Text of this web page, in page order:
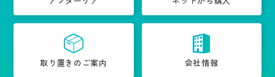
取り置きのご案内 会社情報